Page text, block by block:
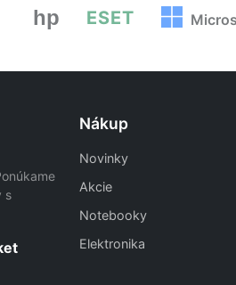
hp ESET
s
Nákup
Novinky
Akcie
Notebooky
Elektronika